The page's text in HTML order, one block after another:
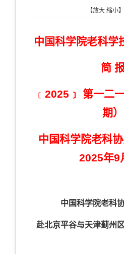
【放大 缩小】
中国科学院老科学
简
﹝ 2025﹞ 第一二
期）
中国科学院老
2025年9
中国科学院老科
赴北京平谷与天津蓟州